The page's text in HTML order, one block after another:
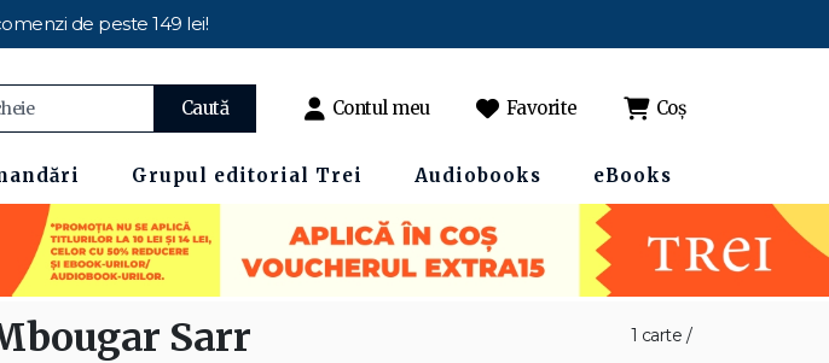
de peste 149 lei!
Caută Contul meu Favorite Coș
Grupul editorial Trei Audiobooks eBooks
1 carte /
Sarr